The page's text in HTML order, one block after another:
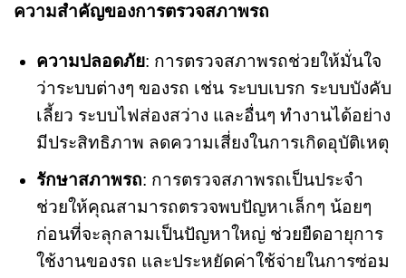
ความสำคัญของการตรวจสภาพรถ
ความปลอดภัย: การตรวจสภาพรถช่วยให้มั่นใจ
ว่าระบบต่างๆ ของรถ เช่น ระบบเบรก ระบบบังคับ
เลี้ยว ระบบไฟส่องสว่าง และอื่นๆ ทำงานได้อย่าง
มีประสิทธิภาพ ลดความเสี่ยงในการเกิดอุบัติเหตุ
รักษาสภาพรถ: การตรวจสภาพรถเป็นประจำ
ช่วยให้คุณสามารถตรวจพบปัญหาเล็กๆ น้อยๆ
ก่อนที่จะลุกลามเป็นปัญหาใหญ่ ช่วยยืดอายุการ
ใช้งานของรถ และประหยัดค่าใช้จ่ายในการซ่อม